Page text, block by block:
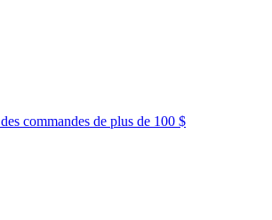
des commandes de plus de 100 $